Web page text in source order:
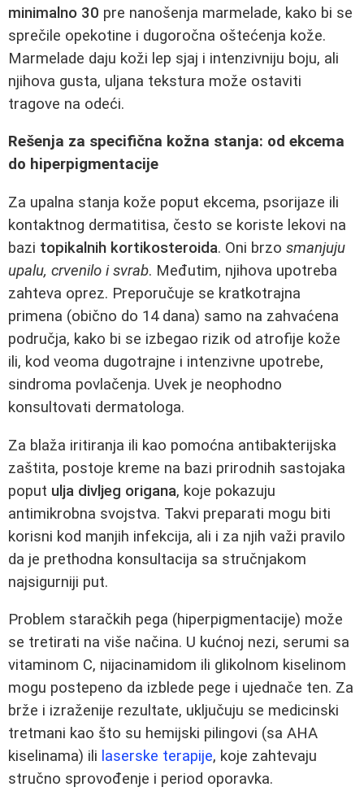
minimalno 30 pre nanošenja marmelade, kako bi se
sprečile opekotine i dugoročna oštećenja kože.
Marmelade daju koži lep sjaj i intenzivniju boju, ali
njihova gusta, uljana tekstura može ostaviti
tragove na odeći.
Rešenja za specifična kožna stanja: od ekcema
do hiperpigmentacije
Za upalna stanja kože poput ekcema, psorijaze ili
kontaktnog dermatitisa, često se koriste lekovi na
bazi topikalnih kortikosteroida. Oni brzo smanjuju
upalu, crvenilo i svrab. Međutim, njihova upotreba
zahteva oprez. Preporučuje se kratkotrajna
primena (obično do 14 dana) samo na zahvaćena
područja, kako bi se izbegao rizik od atrofije kože
ili, kod veoma dugotrajne i intenzivne upotrebe,
sindroma povlačenja. Uvek je neophodno
konsultovati dermatologa.
Za blaža iritiranja ili kao pomoćna antibakterijska
zaštita, postoje kreme na bazi prirodnih sastojaka
poput ulja divljeg origana, koje pokazuju
antimikrobna svojstva. Takvi preparati mogu biti
korisni kod manjih infekcija, ali i za njih važi pravilo
da je prethodna konsultacija sa stručnjakom
najsigurniji put.
Problem staračkih pega (hiperpigmentacije) može
se tretirati na više načina. U kućnoj nezi, serumi sa
vitaminom C, nijacinamidom ili glikolnom kiselinom
mogu postepeno da izblede pege i ujednače ten. Za
brže i izraženije rezultate, uključuju se medicinski
tretmani kao što su hemijski pilingovi (sa AHA
kiselinama) ili laserske terapije, koje zahtevaju
stručno sprovođenje i period oporavka.